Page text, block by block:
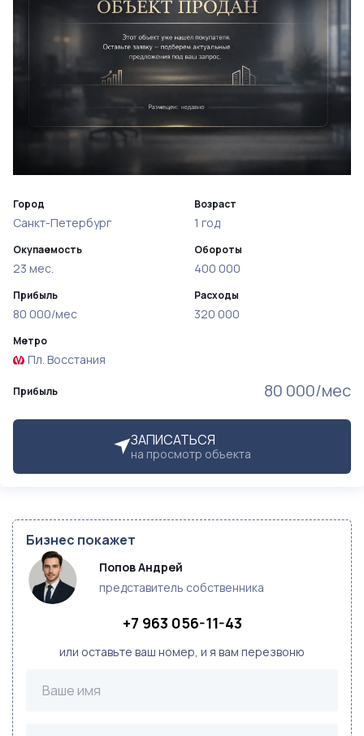
Прибыль 80 000/мес
ЗАПИСАТЬСЯ
на просмотр объекта
Город
Санкт-Петербург
Окупаемость
23 мес.
Прибыль
80 000/мес
Возраст
1 год
Обороты
400 000
Расходы
320 000
Метро
Пл. Восстания
Бизнес покажет
Попов Андрей
представитель собственника
+7 963 056-11-43
или оставьте ваш номер, и я вам перезвоню